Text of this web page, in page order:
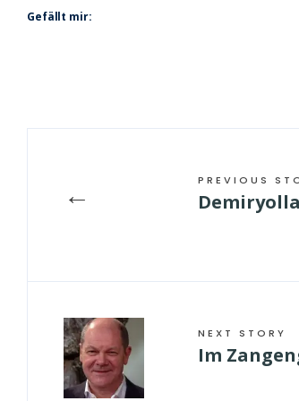
Gefällt mir:
← PREVIOUS
NEXT STORY
Im